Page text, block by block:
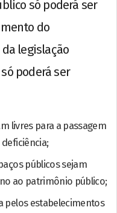
só poderá ser
do
legislação
poderá ser
livres para a passagem
públicos sejam
ao patrimônio público;
pelos estabelecimentos